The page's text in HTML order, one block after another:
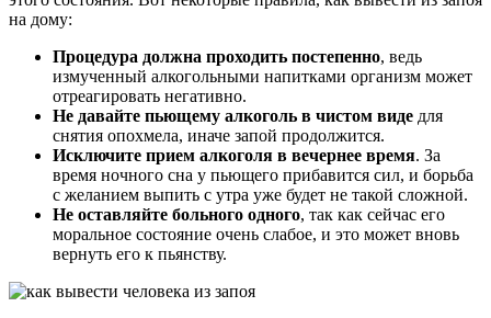
на дому:
Процедура должна проходить постепенно, ведь
измученный алкогольными напитками организм может
отреагировать негативно.
Не давайте пьющему алкоголь в чистом виде для
снятия опохмела, иначе запой продолжится.
Исключите прием алкоголя в вечернее время. За
время ночного сна у пьющего прибавится сил, и борьба
с желанием выпить с утра уже будет не такой сложной.
Не оставляйте больного одного, так как сейчас его
моральное состояние очень слабое, и это может вновь
вернуть его к пьянству.